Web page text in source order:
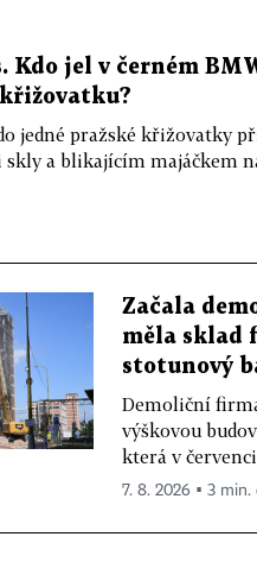
Kdo jel v černém
jedné pražské křižovatky
a blikajícím majáčkem
Začala
měla sklad
stotunový
Demoliční
výškovou
která v
7. 8. 2026 ▪ 3 min.